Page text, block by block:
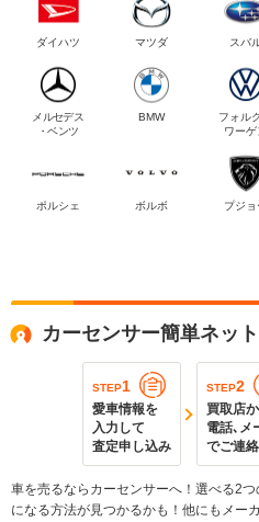
ダイハツ マツダ スバ
メルセデス
・ベンツ
BMW
フォル
ワーゲ
ポルシェ ボルボ プジョ
カーセンサー簡単ネッ
STEP1
愛車情報を
入力して
査定申し込み
STEP2
買取店
電話､メ
でご連絡
車を売るならカーセンサーへ！選べる2
になる方法が見つかるかも！他にもメー